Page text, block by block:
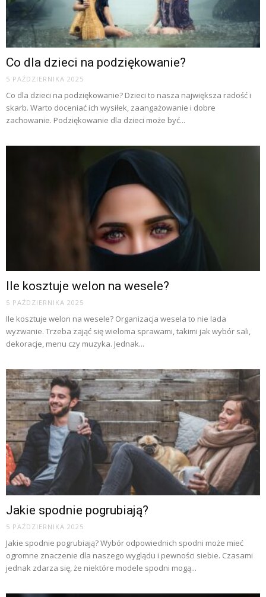
Co dla dzieci na podziękowanie?
5 PAŹDZIERNIKA 2025
Co dla dzieci na podziękowanie? Dzieci to nasza największa radość i
skarb. Warto doceniać ich wysiłek, zaangażowanie i dobre
zachowanie. Podziękowanie dla dzieci może być...
Ile kosztuje welon na wesele?
5 PAŹDZIERNIKA 2025
Ile kosztuje welon na wesele? Organizacja wesela to nie lada
wyzwanie. Trzeba zająć się wieloma sprawami, takimi jak wybór sali,
dekoracje, menu czy muzyka. Jednak...
Jakie spodnie pogrubiają?
5 PAŹDZIERNIKA 2025
Jakie spodnie pogrubiają? Wybór odpowiednich spodni może mieć
ogromne znaczenie dla naszego wyglądu i pewności siebie. Czasami
jednak zdarza się, że niektóre modele spodni mogą...